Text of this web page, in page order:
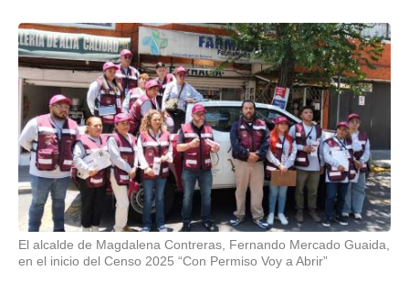
El alcalde de Magdalena Contreras, Fernando Mercado Guaida,
en el inicio del Censo 2025 “Con Permiso Voy a Abrir”